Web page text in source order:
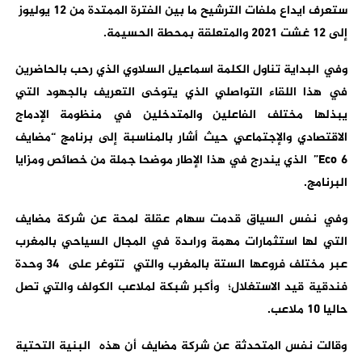
ستعرف ايداع ملفات الترشيح ما بين الفترة الممتدة من 12 يوليوز
إلى 12 غشت 2021 والمتعلقة بمحطة الحسيمة.
وفي البداية تناول الكلمة اسماعيل السلاوي الذي رحب بالحاضرين
في هذا اللقاء التواصلي الذي يتوخى التعريف بالجهود التي
يبذلها مختلف الفاعلين والمتدخلين في منظومة الإدماج
الاقتصادي والإجتماعي حيث أشار بالمناسبة إلى برنامج “مضايف
Eco 6” الذي يندرج في هذا الإطار موضحا جملة من خصائص ومزايا
البرنامج.
وفي نفس السياق قدمت سهام عقلة لمحة عن شركة مضايف
التي لها استثمارات مهمة وراىدة في المجال السياحي بالمغرب
عبر مختلف فروعها الستة بالمغرب والتي تتوغر على 34 وحدة
فندقية قيد الاستغلال؛ وأكبر شبكة لملاعب الكولف والتي تصل
حاليا 10 ملاعب.
وقالت نفس المتحدثة عن شركة مضايف أن هذه البنية التحتية